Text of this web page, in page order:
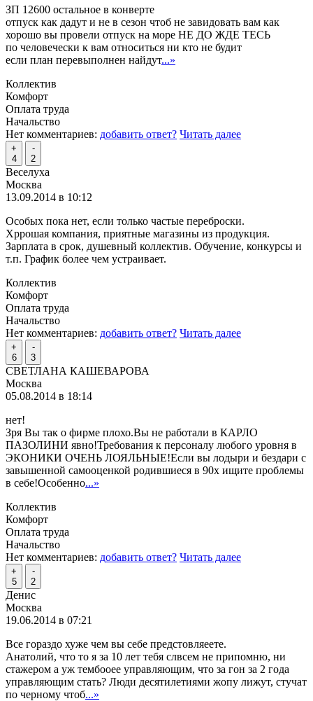
ЗП 12600 остальное в конверте
отпуск как дадут и не в сезон чтоб не завидовать вам как
хорошо вы провели отпуск на море НЕ ДО ЖДЕ ТЕСЬ
по человечески к вам относиться ни кто не будит
если план перевыполнен найдут...»
Коллектив
Комфорт
Оплата труда
Начальство
Нет комментариев: добавить ответ? Читать далее
+
4
-
2
Веселуха
Москва
13.09.2014 в 10:12
Особых пока нет, если только частые переброски.
Хррошая компания, приятные магазины из продукция.
Зарплата в срок, душевный коллектив. Обучение, конкурсы и
т.п. График более чем устраивает.
Коллектив
Комфорт
Оплата труда
Начальство
Нет комментариев: добавить ответ? Читать далее
+
6
-
3
СВЕТЛАНА КАШЕВАРОВА
Москва
05.08.2014 в 18:14
нет!
Зря Вы так о фирме плохо.Вы не работали в КАРЛО
ПАЗОЛИНИ явно!Требования к персоналу любого уровня в
ЭКОНИКИ ОЧЕНЬ ЛОЯЛЬНЫЕ!Если вы лодыри и бездари с
завышенной самооценкой родившиеся в 90х ищите проблемы
в себе!Особенно...»
Коллектив
Комфорт
Оплата труда
Начальство
Нет комментариев: добавить ответ? Читать далее
+
5
-
2
Денис
Москва
19.06.2014 в 07:21
Все гораздо хуже чем вы себе предстовляеете.
Анатолий, что то я за 10 лет тебя слвсем не припомню, ни
стажером а уж тембооее управляющим, что за гон за 2 года
управляющим стать? Люди десятилетиями жопу лижут, стучат
по черному чтоб...»